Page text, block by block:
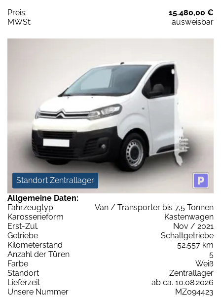
Preis:
15.480,00 €
MWSt:
ausweisbar
Standort Zentrallager
Allgemeine Daten:
Fahrzeugtyp
Van / Transporter bis 7,5 Tonnen
Karosserieform
Kastenwagen
Erst-Zul.
Nov / 2021
Getriebe
Schaltgetriebe
Kilometerstand
52.557 km
Anzahl der Türen
5
Farbe
Weiß
Standort
Zentrallager
Lieferzeit
ab ca. 10.08.2026
Unsere Nummer
MZ094423